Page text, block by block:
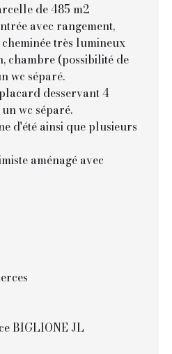
de 485 m2
avec rangement,
très lumineux
chambre (possibilité de
wc séparé.
desservant 4
wc séparé.
d'été ainsi que plusieurs
aménagé avec
BIGLIONE JL